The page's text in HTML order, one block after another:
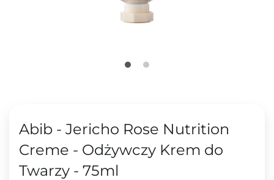
Abib - Jericho Rose Nutrition
Creme - Odżywczy Krem do
Twarzy - 75ml